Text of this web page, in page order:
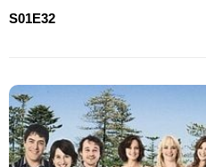
S01E32